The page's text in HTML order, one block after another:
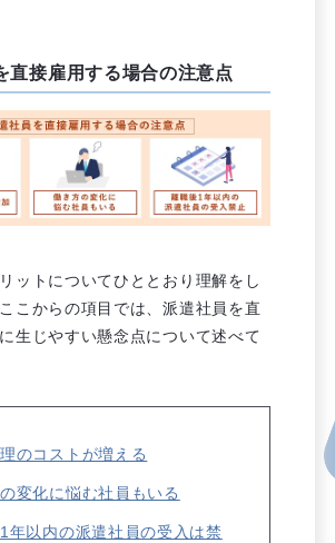
直接雇用する場合の注意点
ットについてひととおり理解をし
こからの項目では、派遣社員を直
生じやすい懸念点について述べて
のコストが増える
変化に悩む社員もいる
年以内の派遣社員の受入は禁